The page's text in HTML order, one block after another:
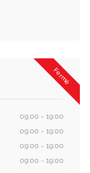
Fermé
09:00 - 19:00
09:00 - 19:00
09:00 - 19:00
09:00 - 19:00